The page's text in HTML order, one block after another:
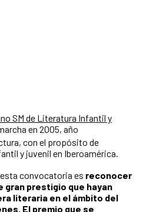
SM de Literatura Infantil y
en 2005, año
con el propósito de
y juvenil en Iberoamérica.
convocatoria es reconocer
gran prestigio que hayan
literaria en el ámbito del
El premio que se